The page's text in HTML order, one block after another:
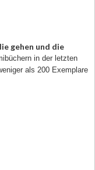
gehen und die
in der letzten
als 200 Exemplare